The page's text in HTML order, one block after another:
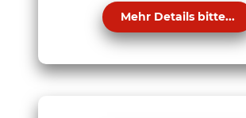
Mehr Details bitte...